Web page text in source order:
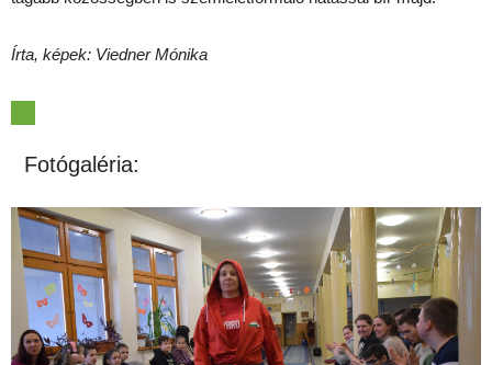
Írta, képek: Viedner Mónika
Fotógaléria: